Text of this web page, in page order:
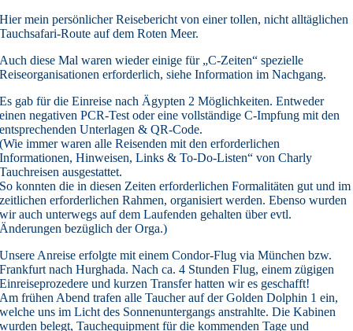
Hier mein persönlicher Reisebericht von einer tollen, nicht alltäglichen
Tauchsafari-Route auf dem Roten Meer.
Auch diese Mal waren wieder einige für „C-Zeiten“ spezielle
Reiseorganisationen erforderlich, siehe Information im Nachgang.
Es gab für die Einreise nach Ägypten 2 Möglichkeiten. Entweder
einen negativen PCR-Test oder eine vollständige C-Impfung mit den
entsprechenden Unterlagen & QR-Code.
(Wie immer waren alle Reisenden mit den erforderlichen
Informationen, Hinweisen, Links & To-Do-Listen“ von Charly
Tauchreisen ausgestattet.
So konnten die in diesen Zeiten erforderlichen Formalitäten gut und im
zeitlichen erforderlichen Rahmen, organisiert werden. Ebenso wurden
wir auch unterwegs auf dem Laufenden gehalten über evtl.
Änderungen bezüglich der Orga.)
Unsere Anreise erfolgte mit einem Condor-Flug via München bzw.
Frankfurt nach Hurghada. Nach ca. 4 Stunden Flug, einem zügigen
Einreiseprozedere und kurzen Transfer hatten wir es geschafft!
Am frühen Abend trafen alle Taucher auf der Golden Dolphin 1 ein,
welche uns im Licht des Sonnenuntergangs anstrahlte. Die Kabinen
wurden belegt, Tauchequipment für die kommenden Tage und